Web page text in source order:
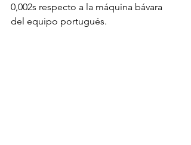
0,002s respecto a la máquina bávara
del equipo portugués.